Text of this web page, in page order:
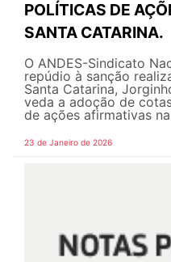
POLÍTICAS DE
SANTA CATARINA.
O ANDES-Sindicato
repúdio à sanção
Santa Catarina,
veda a adoção de
de ações afirmativas
23 de Janeiro de 2026